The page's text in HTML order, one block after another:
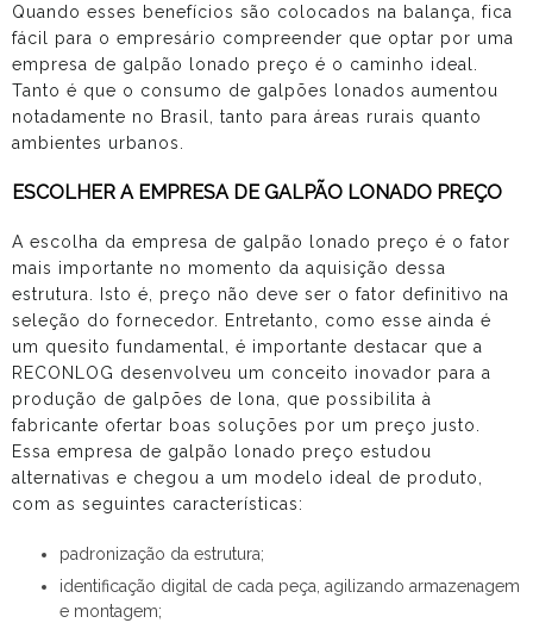
Quando esses benefícios são colocados na balança, fica
fácil para o empresário compreender que optar por uma
empresa de galpão lonado preço é o caminho ideal.
Tanto é que o consumo de galpões lonados aumentou
notadamente no Brasil, tanto para áreas rurais quanto
ambientes urbanos.
ESCOLHER A EMPRESA DE GALPÃO LONADO PREÇO
A escolha da empresa de galpão lonado preço é o fator
mais importante no momento da aquisição dessa
estrutura. Isto é, preço não deve ser o fator definitivo na
seleção do fornecedor. Entretanto, como esse ainda é
um quesito fundamental, é importante destacar que a
RECONLOG desenvolveu um conceito inovador para a
produção de galpões de lona, que possibilita à
fabricante ofertar boas soluções por um preço justo.
Essa empresa de galpão lonado preço estudou
alternativas e chegou a um modelo ideal de produto,
com as seguintes características:
padronização da estrutura;
identificação digital de cada peça, agilizando armazenagem
e montagem;